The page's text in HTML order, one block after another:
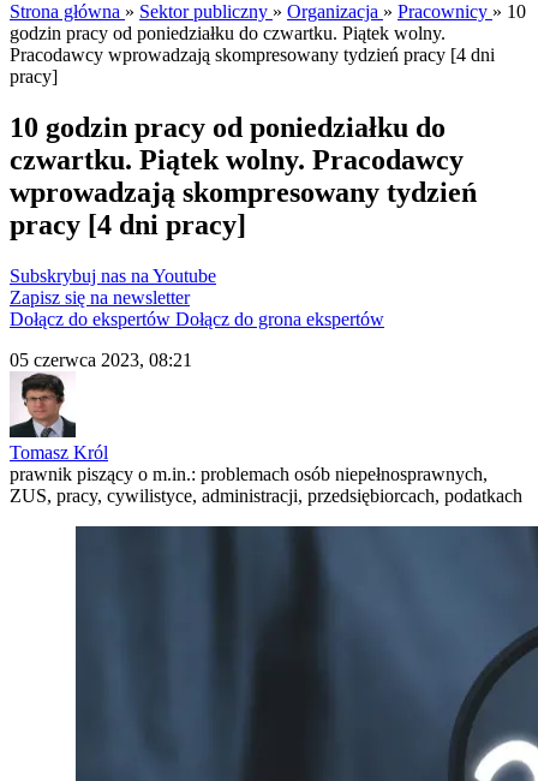
Strona główna » Sektor publiczny » Organizacja » Pracownicy » 10
godzin pracy od poniedziałku do czwartku. Piątek wolny.
Pracodawcy wprowadzają skompresowany tydzień pracy [4 dni
pracy]
10 godzin pracy od poniedziałku do
czwartku. Piątek wolny. Pracodawcy
wprowadzają skompresowany tydzień
pracy [4 dni pracy]
Subskrybuj nas na Youtube
Zapisz się na newsletter
Dołącz do ekspertów Dołącz do grona ekspertów
05 czerwca 2023, 08:21
Tomasz Król
prawnik piszący o m.in.: problemach osób niepełnosprawnych,
ZUS, pracy, cywilistyce, administracji, przedsiębiorcach, podatkach